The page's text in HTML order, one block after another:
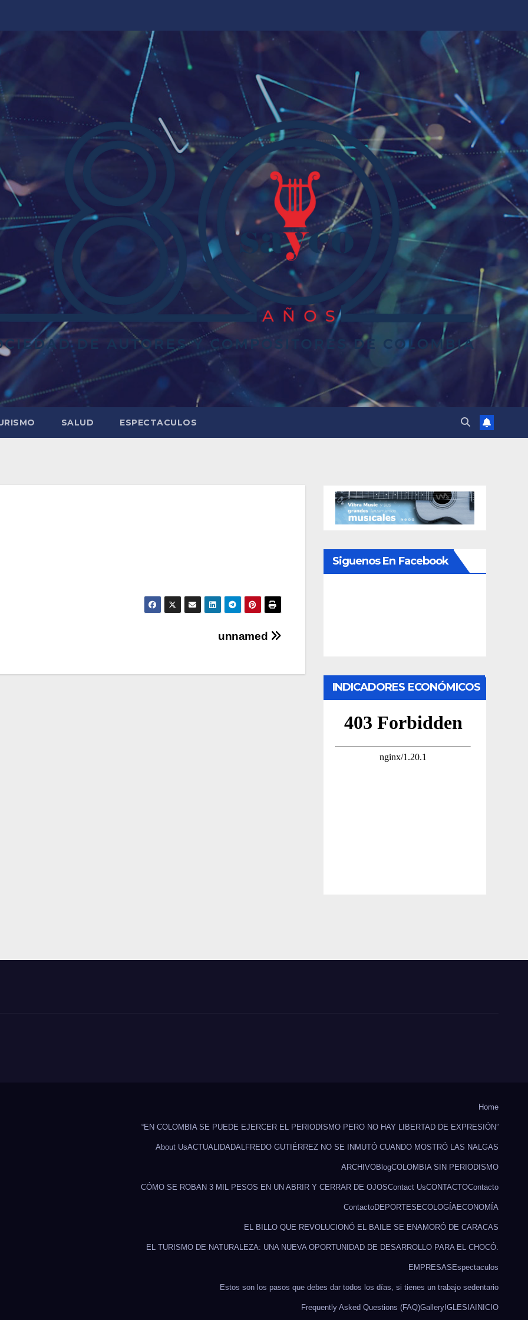
SALUD ESPECTACULOS
unnamed
Siguenos En Facebook
INDICADORES ECONÓMICOS
Home
“EN COLOMBIA SE PUEDE EJERCER EL PERIODISMO PERO NO HAY LIBERTAD DE EXPRESIÓN”
About UsACTUALIDADALFREDO GUTIÉRREZ NO SE INMUTÓ CUANDO MOSTRÓ LAS NALGAS
ARCHIVOBlogCOLOMBIA SIN PERIODISMO
CÓMO SE ROBAN 3 MIL PESOS EN UN ABRIR Y CERRAR DE OJOSContact UsCONTACTOContacto
ContactoDEPORTES ECOLOGÍAECONOMÍA
EL BILLO QUE REVOLUCIONÓ EL BAILE SE ENAMORÓ DE CARACAS
EL TURISMO DE NATURALEZA: UNA NUEVA OPORTUNIDAD DE DESARROLLO PARA EL CHOCÓ.
EMPRESAS Espectaculos
Estos son los pasos que debes dar todos los días, si tienes un trabajo sedentario
Frequently Asked Questions (FAQ)Gallery IGLESIA INICIO